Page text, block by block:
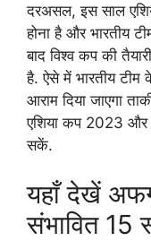
दरअसल, इस साल
होना है और भारतीय
बाद विश्व कप की
है. ऐसे में भारतीय टीम
आराम दिया जाएगा
एशिया कप 2023 और
सकें.
यहाँ देखें
संभावित 15